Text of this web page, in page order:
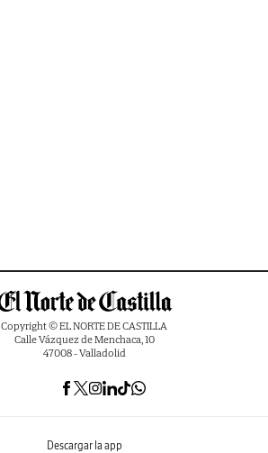
Copyright © EL NORTE DE CASTILLA
Calle Vázquez de Menchaca, 10
47008 - Valladolid
Descargar la app